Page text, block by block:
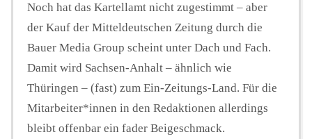
Noch hat das Kartellamt nicht zugestimmt – aber
der Kauf der Mitteldeutschen Zeitung durch die
Bauer Media Group scheint unter Dach und Fach.
Damit wird Sachsen-Anhalt – ähnlich wie
Thüringen – (fast) zum Ein-Zeitungs-Land. Für die
Mitarbeiter*innen in den Redaktionen allerdings
bleibt offenbar ein fader Beigeschmack.